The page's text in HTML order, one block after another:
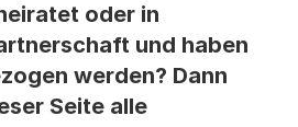
oder in
und haben
werden? Dann
Seite alle